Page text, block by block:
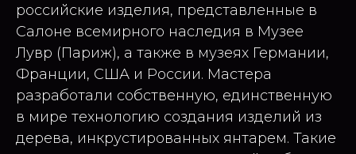
российские изделия, представленные в
Салоне всемирного наследия в Музее
Лувр (Париж), а также в музеях Германии,
Франции, США и России. Мастера
разработали собственную, единственную
в мире технологию создания изделий из
дерева, инкрустированных янтарем. Такие